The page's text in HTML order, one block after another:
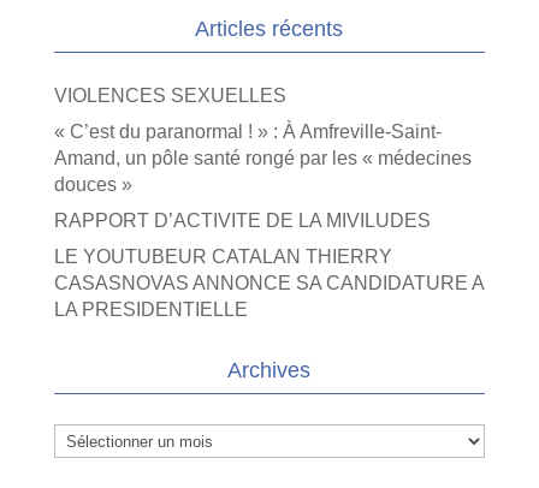
Articles récents
VIOLENCES SEXUELLES
« C’est du paranormal ! » : À Amfreville-Saint-
Amand, un pôle santé rongé par les « médecines
douces »
RAPPORT D’ACTIVITE DE LA MIVILUDES
LE YOUTUBEUR CATALAN THIERRY
CASASNOVAS ANNONCE SA CANDIDATURE A
LA PRESIDENTIELLE
Archives
Archives